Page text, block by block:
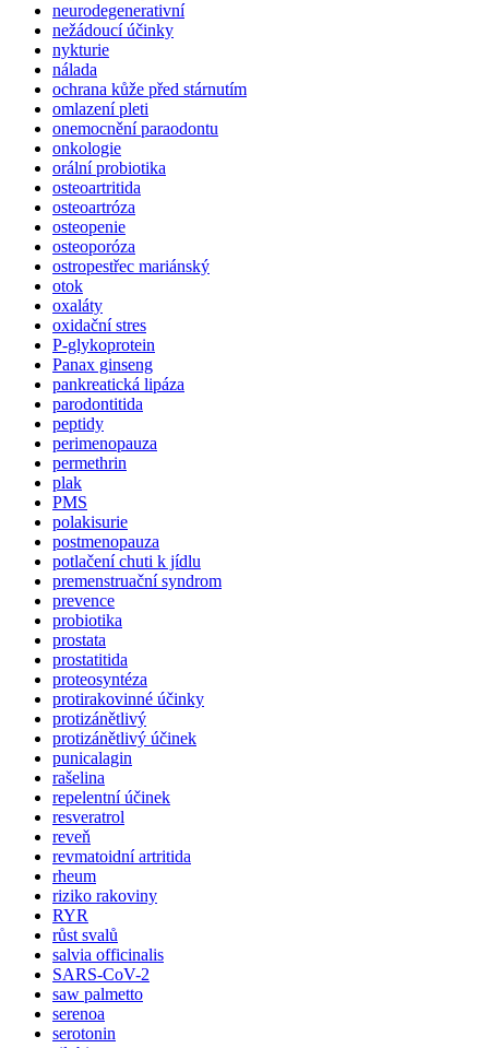
neurodegenerativní
nežádoucí účinky
nykturie
nálada
ochrana kůže před stárnutím
omlazení pleti
onemocnění paraodontu
onkologie
orální probiotika
osteoartritida
osteoartróza
osteopenie
osteoporóza
ostropestřec mariánský
otok
oxaláty
oxidační stres
P-glykoprotein
Panax ginseng
pankreatická lipáza
parodontitida
peptidy
perimenopauza
permethrin
plak
PMS
polakisurie
postmenopauza
potlačení chuti k jídlu
premenstruační syndrom
prevence
probiotika
prostata
prostatitida
proteosyntéza
protirakovinné účinky
protizánětlivý
protizánětlivý účinek
punicalagin
rašelina
repelentní účinek
resveratrol
reveň
revmatoidní artritida
rheum
riziko rakoviny
RYR
růst svalů
salvia officinalis
SARS-CoV-2
saw palmetto
serenoa
serotonin